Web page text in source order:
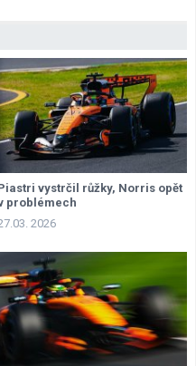
vystrčil růžky, Norris opět
problémech
2026